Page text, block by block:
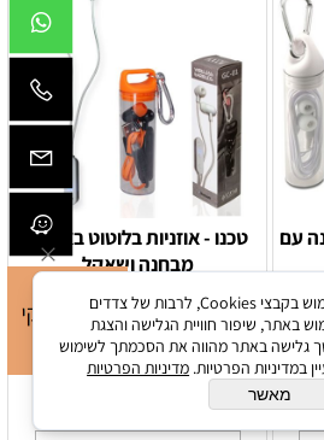
עם
טכנו - אוזניות בלוטוט באריזת
מבחנה ושאקל
מק"ט:
1578
לידיעתך, באתרנו נעשה שימוש בקבצי Cookies, לרבות של צדדים
באתר, שיפור חוויית הגלישה והצגת
גלישה באתר מהווה את הסכמתך לשימוש
במדיניות הפרטיות. מדיניות הפרטיות
מאשר